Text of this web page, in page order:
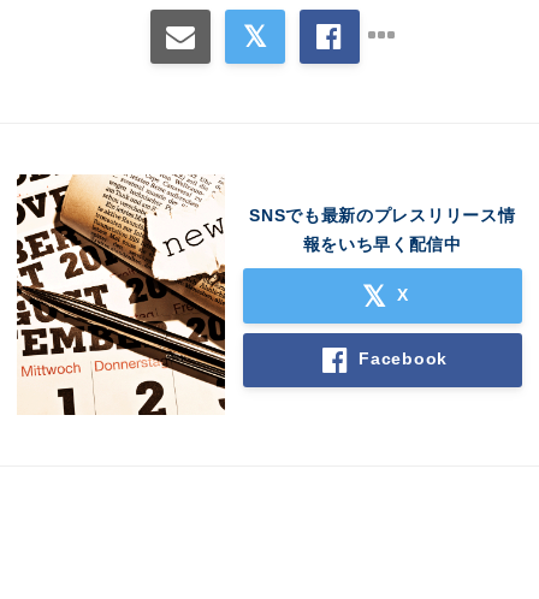
SNSでも最新のプレスリリース情
報をいち早く配信中
X
Facebook